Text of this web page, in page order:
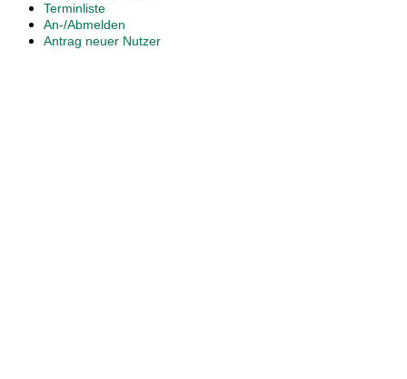
Terminliste
An-/Abmelden
Antrag neuer Nutzer